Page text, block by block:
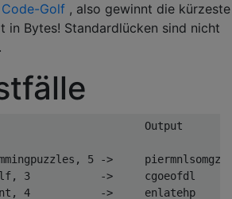
Code-Golf , also gewinnt die kürzeste
in Bytes! Standardlücken sind nicht
Output
5 ->
3           ->     cgoeofdl
4           ->     enlatehp